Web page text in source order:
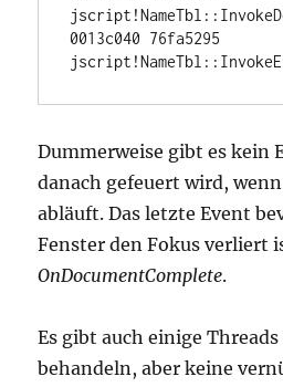
0013c040 76fa5295
Dummerweise gibt es kein
danach gefeuert wird,
abläuft. Das letzte Event
Fenster den Fokus verliert
OnDocumentComplete.
Es gibt auch einige
behandeln, aber keine